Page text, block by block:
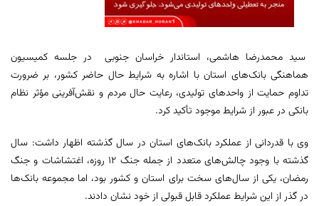
سید محمدرضا هاشمی، استاندار خراسان جنوبی در جلسه کمیسیون
هماهنگی بانک‌های استان با اشاره به شرایط حال حاضر کشور، بر ضرورت
تداوم حمایت از واحدهای تولیدی، رعایت حال مردم و نقش‌آفرینی مؤثر نظام
بانکی در عبور از شرایط موجود تأکید کرد.
وی با قدردانی از عملکرد بانک‌های استان در سال گذشته اظهار داشت: سال
گذشته با وجود چالش‌های متعدد از جمله جنگ 12 روزه، اغتشاشات و جنگ
رمضان، یکی از سال‌های سخت برای استان و کشور بود، اما مجموعه بانک‌ها
در گذر از این شرایط عملکرد قابل قبولی از خود نشان دادند.